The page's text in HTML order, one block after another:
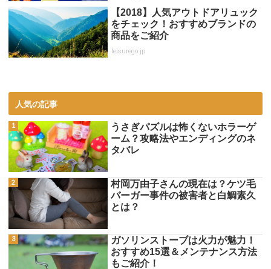
【2018】人気アウトドアリュック
をチェック！おすすめブランドの
商品をご紹介
leisurego.jp
人気の記事
うさぎパズルは怖くないホラーゲ
ーム？攻略法やエンディングのネ
タバレ
村岡万由子さんの現在は？ケツ毛
バーガー事件の被害者と白鯛素久
とは？
ガソリンストーブは火力が魅力！
おすすめ15選＆メンテナンス方法
もご紹介！